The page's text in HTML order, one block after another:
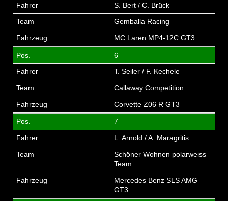
S. Bert / C. Brück
Gemballa Racing
MC Laren MP4-12C GT3
6
T. Seiler / F. Kechele
Callaway Competition
Corvette Z06 R GT3
7
L. Arnold / A. Maragritis
Schöner Wohnen polarweiss
Team
Mercedes Benz SLS AMG
GT3